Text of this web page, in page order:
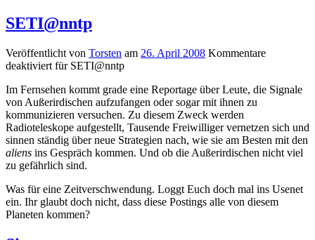
SETI@nntp
Veröffentlicht von Torsten am 26. April 2008 Kommentare
deaktiviert für SETI@nntp
Im Fernsehen kommt grade eine Reportage über Leute, die Signale
von Außerirdischen aufzufangen oder sogar mit ihnen zu
kommunizieren versuchen. Zu diesem Zweck werden
Radioteleskope aufgestellt, Tausende Freiwilliger vernetzen sich und
sinnen ständig über neue Strategien nach, wie sie am Besten mit den
aliens ins Gespräch kommen. Und ob die Außerirdischen nicht viel
zu gefährlich sind.
Was für eine Zeitverschwendung. Loggt Euch doch mal ins Usenet
ein. Ihr glaubt doch nicht, dass diese Postings alle von diesem
Planeten kommen?